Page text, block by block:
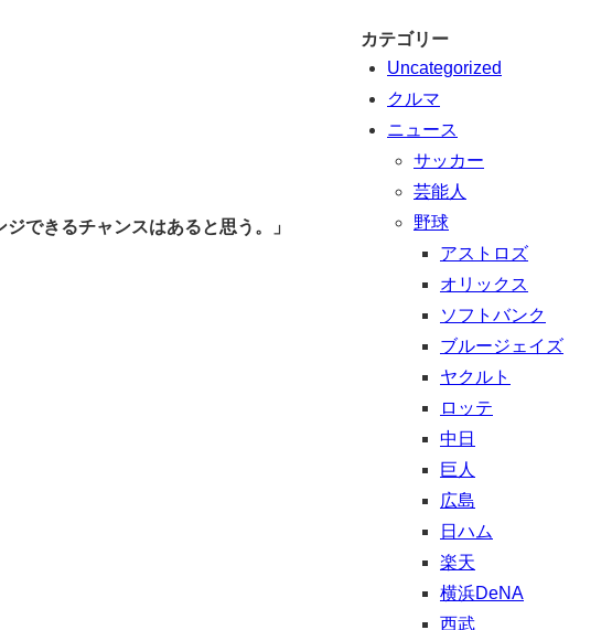
できるチャンスはあると思う。」
カテゴリー
Uncategorized
クルマ
ニュース
サッカー
芸能人
野球
アストロズ
オリックス
ソフトバンク
ブルージェイズ
ヤクルト
ロッテ
中日
巨人
広島
日ハム
楽天
横浜DeNA
西武